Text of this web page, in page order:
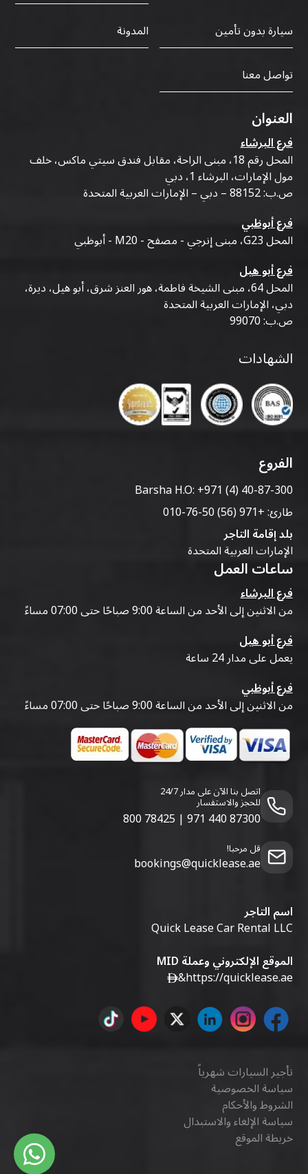
سيارة بدون تأمين
المدونة
تواصل معنا
العنوان
فرع البرشاء
المحل رقم 18، مبنى الراحة، مقابل فندق سيتي ماكس، خلف
مول الإمارات، البرشاء 1، دبي
ص.ب: 88152 – دبي – الإمارات العربية المتحدة
فرع أبوظبي
المحل G23، مبنى إنرجي - مصفح - M20 - أبوظبي
فرع أبو هيل
المحل 64، مبنى الشيخة فاطمة، هور العنز شرق، أبو هيل، ديرة،
دبي، الإمارات العربية المتحدة
ص.ب: 99070
الشهادات
الفروع
Barsha H.O:+971 (4) 40-87-300
طارئ:+971 (56) 50-76-010
بلد إقامة التاجر
الإمارات العربية المتحدة
ساعات العمل
فرع البرشاء
من الاثنين إلى الأحد من الساعة 9:00 صباحًا حتى 07:00 مساءً
فرع أبو هيل
يعمل على مدار 24 ساعة
فرع أبوظبي
من الاثنين إلى الأحد من الساعة 9:00 صباحًا حتى 07:00 مساءً
اتصل بنا الآن على مدار 24/7
للحجز والاستفسار
800 78425 | 971 440 87300
قل مرحبا!
bookings@quicklease.ae
اسم التاجر
Quick Lease Car Rental LLC
الموقع الإلكتروني وعملة MID
https://quicklease.ae
&
تأجير السيارات شهرياً
سياسة الخصوصية
الشروط والأحكام
سياسة الإلغاء والاستبدال
خريطة الموقع